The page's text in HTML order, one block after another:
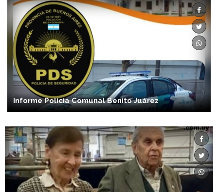
Informe Policìa Comunal Benito Juàrez